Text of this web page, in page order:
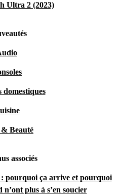
Ultra 2 (2023)
domestiques
& Beauté
associés
pourquoi ça arrive et pourquoi
plus à s’en soucier